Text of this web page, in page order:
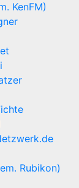
KenFM)
Rubikon)